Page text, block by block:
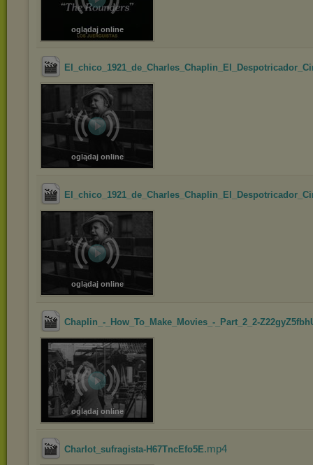
oglądaj online
oglądaj online
oglądaj online
Chaplin_-_How_To_Make_Movies_-_Part_2_2-
oglądaj online
Charlot_sufragista-H67TncEfo5E.mp4